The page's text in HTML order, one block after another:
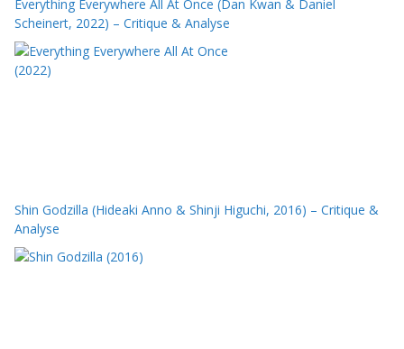
Everything Everywhere All At Once (Dan Kwan & Daniel
Scheinert, 2022) – Critique & Analyse
Shin Godzilla (Hideaki Anno & Shinji Higuchi, 2016) – Critique &
Analyse